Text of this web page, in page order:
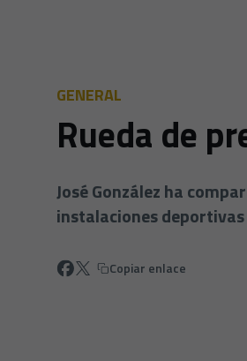
GENERAL
Rueda de
José González ha
instalaciones
Copiar enlace